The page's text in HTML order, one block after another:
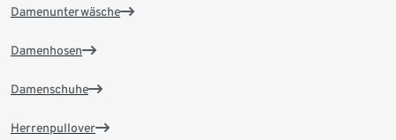
Damenunterwäsche
Damenhosen
Damenschuhe
Herrenpullover